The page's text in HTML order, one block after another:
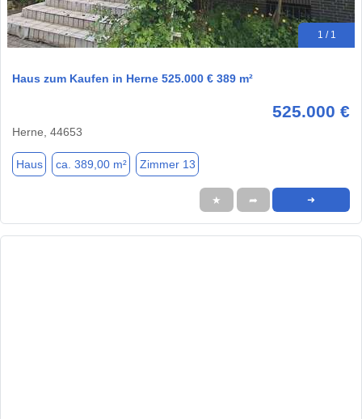
1 / 1
Haus zum Kaufen in Herne 525.000 € 389 m²
525.000 €
Herne, 44653
Haus ca. 389,00 m² Zimmer 13
★ ➦ ➜